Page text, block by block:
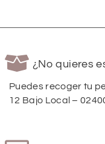
¿No quieres
Puedes recoger tu
12 Bajo Local –